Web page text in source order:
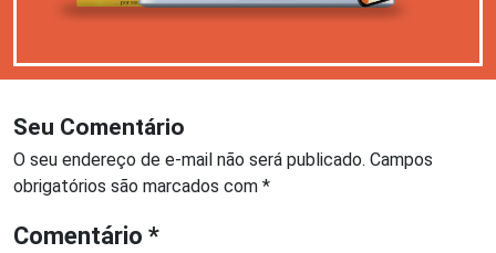
Seu Comentário
O seu endereço de e-mail não será publicado. Campos
obrigatórios são marcados com *
Comentário *